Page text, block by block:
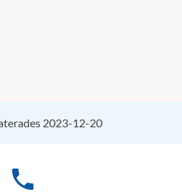
2023-12-20
phone